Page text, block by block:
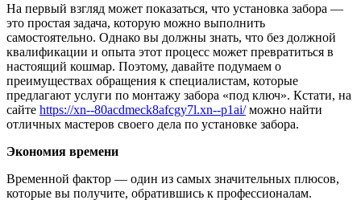
На первый взгляд может показаться, что установка забора —
это простая задача, которую можно выполнить
самостоятельно. Однако вы должны знать, что без должной
квалификации и опыта этот процесс может превратиться в
настоящий кошмар. Поэтому, давайте подумаем о
преимуществах обращения к специалистам, которые
предлагают услуги по монтажу забора «под ключ». Кстати, на
сайте https://xn--80acdmeck8afcgy7l.xn--p1ai/можно найти
отличных мастеров своего дела по установке забора.
Экономия времени
Временной фактор — один из самых значительных плюсов,
которые вы получите, обратившись к профессионалам.